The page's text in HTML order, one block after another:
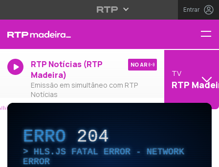
Entrar
RTP Notícias (RTP
Madeira)
Emissão em simultâneo com RTP
Notícias
NO AR
TV
RTP
ERRO204
HLS.JS FATAL ERROR - NETWORK
ERROR